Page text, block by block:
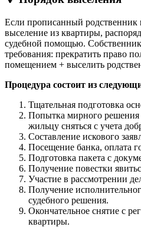
Если прописанный родственник
выселение из квартиры,
судебной помощью. Собственник
требования: прекратить право
помещением + выселить
Процедура состоит из
Тщательная подготовка
Попытка мирного решения
жильцу сняться с учета
Составление искового
Посещение банка, оплата
Подготовка пакета с
Получение повестки
Участие в рассмотрении
Получение
судебного решения.
Окончательное снятие с
квартиры.